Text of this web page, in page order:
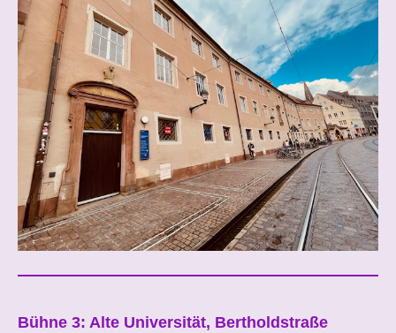
Bühne 3: Alte Universität, Bertholdstraße